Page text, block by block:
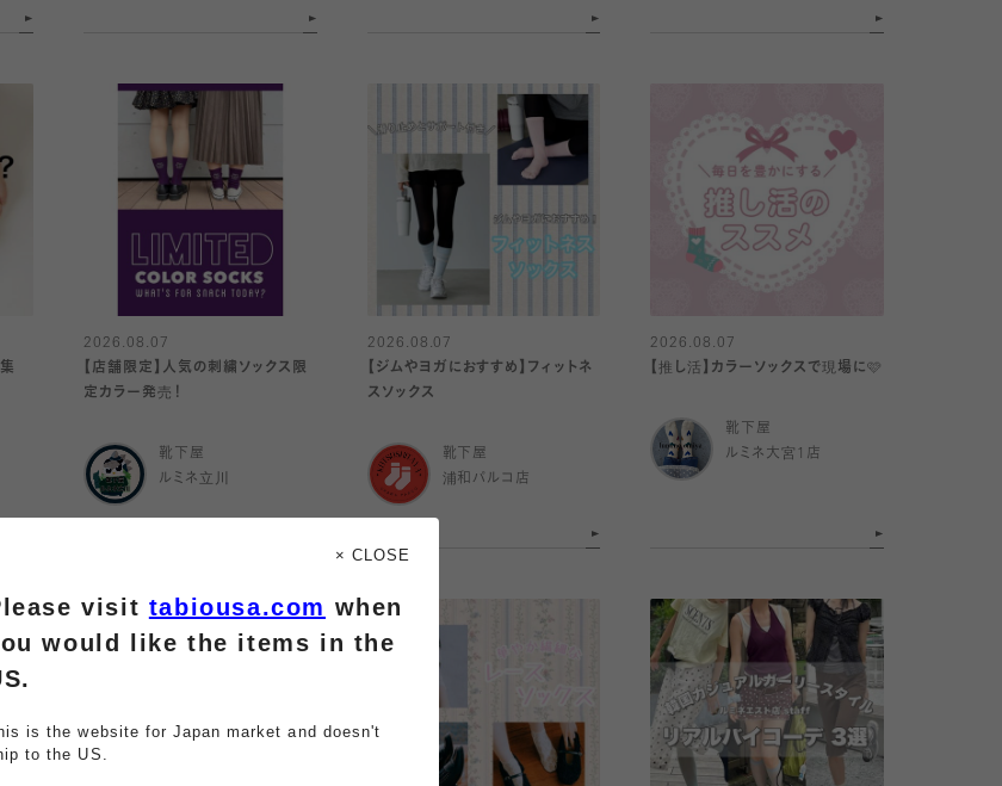
2026.08.07
【店舗限定】人気の刺繍ソックス限
定カラー発売！
靴下屋
ルミネ立川
2026.08.07
【ジムやヨガにおすすめ】フィットネ
スソックス
靴下屋
浦和パルコ店
2026.08.07
【推し活】カラーソックスで現場に🩷
靴下屋
ルミネ大宮1店
× CLOSE
visit tabiousa.com when
would like the items in the
is the website for Japan market and doesn't
to the US.